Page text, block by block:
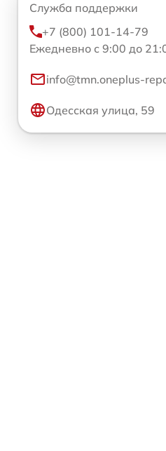
Служба поддержки
+7 (800) 101-14-79
Ежедневно с 9:00 до
info@tmn.oneplus-
Одесская улица, 59